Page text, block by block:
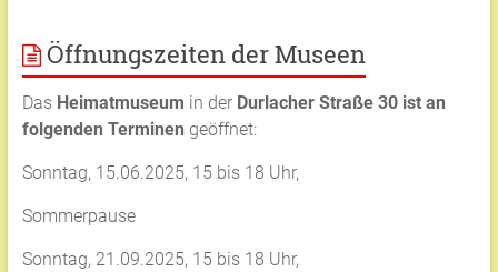
Öffnungszeiten der Museen
Das Heimatmuseum in der Durlacher Straße 30 ist an
folgenden Terminen geöffnet:
Sonntag, 15.06.2025, 15 bis 18 Uhr,
Sommerpause
Sonntag, 21.09.2025, 15 bis 18 Uhr,